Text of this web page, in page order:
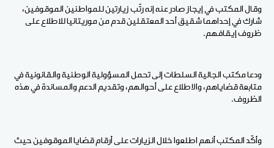
وقال المكتب في إيجاز صادر عنه إنه رتّب زيارتين للمواطنين الموقوفين،
شارك في إحداهما شقيق أحد المعتقلين قدم من موريتانيا للاطلاع على
ظروف إيقافهم.
ودعا مكتب الجالية السلطات إلى تحمل المسؤولية الوطنية والقانونية في
متابعة قضاياهم، والاطلاع على أحوالهم، وتقديم الدعم والمساندة في هذه
الظروف.
وأكّد المكتب أنهم اطلعوا خلال الزيارات على أرقام قضايا الموقوفين حيث